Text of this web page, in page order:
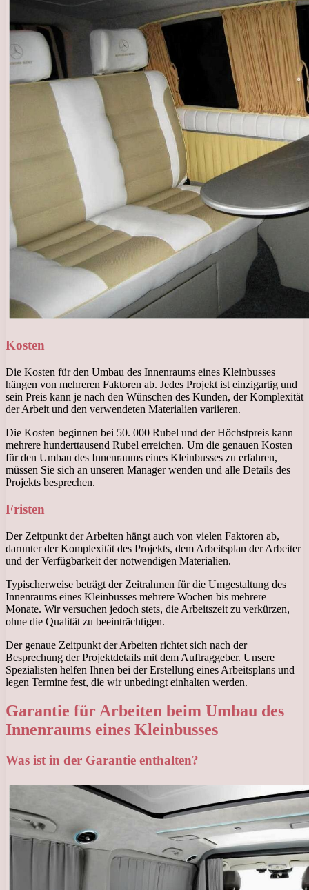
Kosten
Die Kosten für den Umbau des Innenraums eines Kleinbusses
hängen von mehreren Faktoren ab. Jedes Projekt ist einzigartig und
sein Preis kann je nach den Wünschen des Kunden, der Komplexität
der Arbeit und den verwendeten Materialien variieren.
Die Kosten beginnen bei 50. 000 Rubel und der Höchstpreis kann
mehrere hunderttausend Rubel erreichen. Um die genauen Kosten
für den Umbau des Innenraums eines Kleinbusses zu erfahren,
müssen Sie sich an unseren Manager wenden und alle Details des
Projekts besprechen.
Fristen
Der Zeitpunkt der Arbeiten hängt auch von vielen Faktoren ab,
darunter der Komplexität des Projekts, dem Arbeitsplan der Arbeiter
und der Verfügbarkeit der notwendigen Materialien.
Typischerweise beträgt der Zeitrahmen für die Umgestaltung des
Innenraums eines Kleinbusses mehrere Wochen bis mehrere
Monate. Wir versuchen jedoch stets, die Arbeitszeit zu verkürzen,
ohne die Qualität zu beeinträchtigen.
Der genaue Zeitpunkt der Arbeiten richtet sich nach der
Besprechung der Projektdetails mit dem Auftraggeber. Unsere
Spezialisten helfen Ihnen bei der Erstellung eines Arbeitsplans und
legen Termine fest, die wir unbedingt einhalten werden.
Garantie für Arbeiten beim Umbau des
Innenraums eines Kleinbusses
Was ist in der Garantie enthalten?